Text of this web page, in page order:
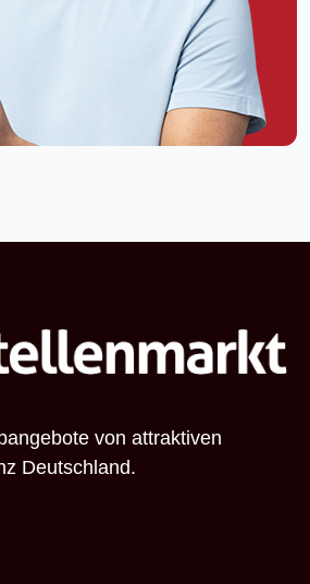
von attraktiven
Deutschland.